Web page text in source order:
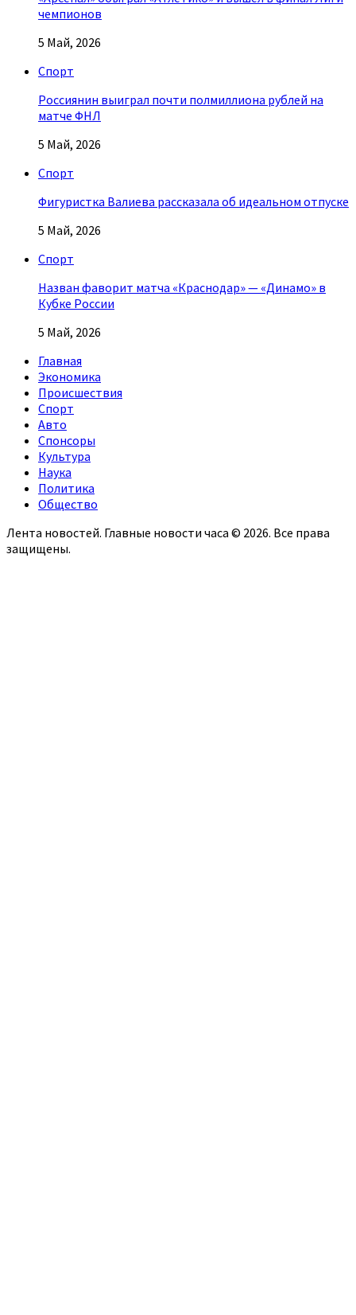
чемпионов
5 Май, 2026
Спорт
Россиянин выиграл почти полмиллиона рублей на
матче ФНЛ
5 Май, 2026
Спорт
Фигуристка Валиева рассказала об идеальном отпуске
5 Май, 2026
Спорт
Назван фаворит матча «Краснодар» — «Динамо» в
Кубке России
5 Май, 2026
Главная
Экономика
Происшествия
Спорт
Авто
Спонсоры
Культура
Наука
Политика
Общество
Лента новостей. Главные новости часа © 2026. Все права
защищены.